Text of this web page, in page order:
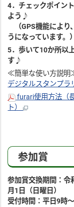
4．チェックポイン
よう♪
（GPS機能により
うになっています。）
5．歩いて10か所以
す♪
≪簡単な使い方説
デジタルスタンプラ
furari使用方法（
ト）
参加賞
参加賞交換期間：令
月1日（日曜日）
受付時間：平日9時